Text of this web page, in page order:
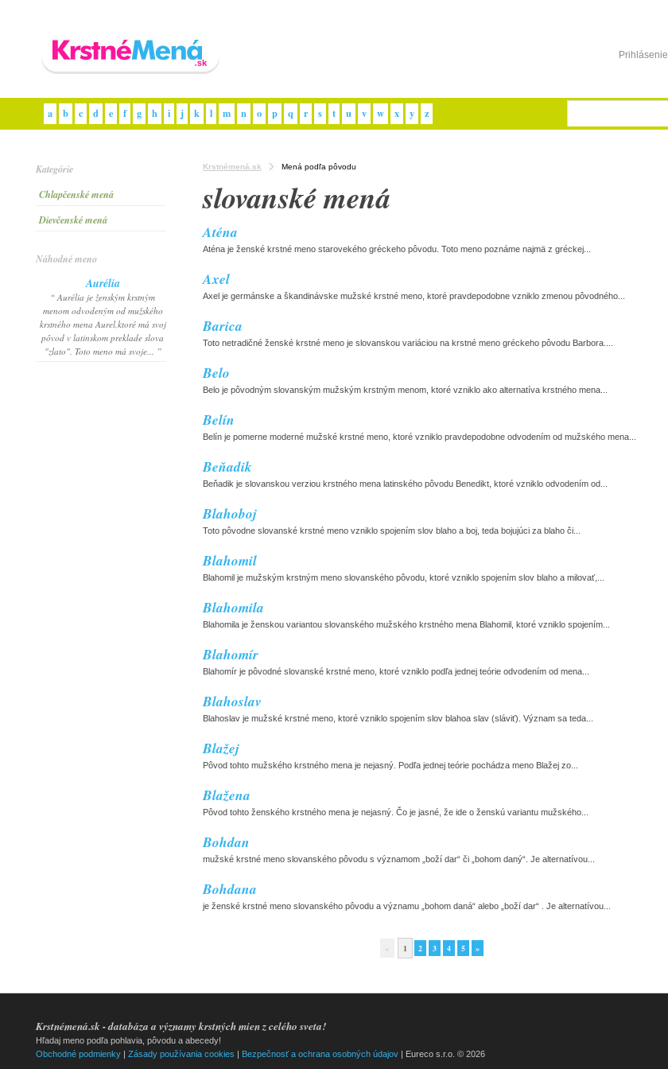
Prihlásenie
a b c d e f g h i j k l m n o p q r s t u v w x y z
Kategórie
Chlapčenské mená
Dievčenské mená
Náhodné meno
Aurélia
“ Aurélia je ženským krstným
menom odvodeným od mužského
krstného mena Aurel,ktoré má svoj
pôvod v latinskom preklade slova
"zlato". Toto meno má svoje... ”
Krstnémená.sk Mená podľa pôvodu
slovanské mená
Aténa
Aténa je ženské krstné meno starovekého gréckeho pôvodu. Toto meno poznáme najmä z gréckej...
Axel
Axel je germánske a škandinávske mužské krstné meno, ktoré pravdepodobne vzniklo zmenou pôvodného...
Barica
Toto netradičné ženské krstné meno je slovanskou variáciou na krstné meno gréckeho pôvodu Barbora....
Belo
Belo je pôvodným slovanským mužským krstným menom, ktoré vzniklo ako alternatíva krstného mena...
Belín
Belín je pomerne moderné mužské krstné meno, ktoré vzniklo pravdepodobne odvodením od mužského mena...
Beňadik
Beňadik je slovanskou verziou krstného mena latinského pôvodu Benedikt, ktoré vzniklo odvodením od...
Blahoboj
Toto pôvodne slovanské krstné meno vzniklo spojením slov blaho a boj, teda bojujúci za blaho či...
Blahomil
Blahomil je mužským krstným meno slovanského pôvodu, ktoré vzniklo spojením slov blaho a milovať,...
Blahomila
Blahomila je ženskou variantou slovanského mužského krstného mena Blahomil, ktoré vzniklo spojením...
Blahomír
Blahomír je pôvodné slovanské krstné meno, ktoré vzniklo podľa jednej teórie odvodením od mena...
Blahoslav
Blahoslav je mužské krstné meno, ktoré vzniklo spojením slov blahoa slav (sláviť). Význam sa teda...
Blažej
Pôvod tohto mužského krstného mena je nejasný. Podľa jednej teórie pochádza meno Blažej zo...
Blažena
Pôvod tohto ženského krstného mena je nejasný. Čo je jasné, že ide o ženskú variantu mužského...
Bohdan
mužské krstné meno slovanského pôvodu s významom „boží dar“ či „bohom daný“. Je alternatívou...
Bohdana
je ženské krstné meno slovanského pôvodu a významu „bohom daná“ alebo „boží dar“ . Je alternatívou...
« 1 2 3 4 5 »
Krstnémená.sk - databáza a významy krstných mien z celého sveta!
Hľadaj meno podľa pohlavia, pôvodu a abecedy!
Obchodné podmienky
Zásady používania cookies Bezpečnosť a ochrana osobných údajov | Eureco s.r.o. © 2026